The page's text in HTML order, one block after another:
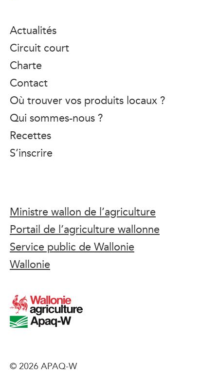
Actualités
Circuit court
Charte
Contact
Où trouver vos produits locaux ?
Qui sommes-nous ?
Recettes
S’inscrire
Ministre wallon de l’agriculture
Portail de l’agriculture wallonne
Service public de Wallonie
Wallonie
© 2026 APAQ-W